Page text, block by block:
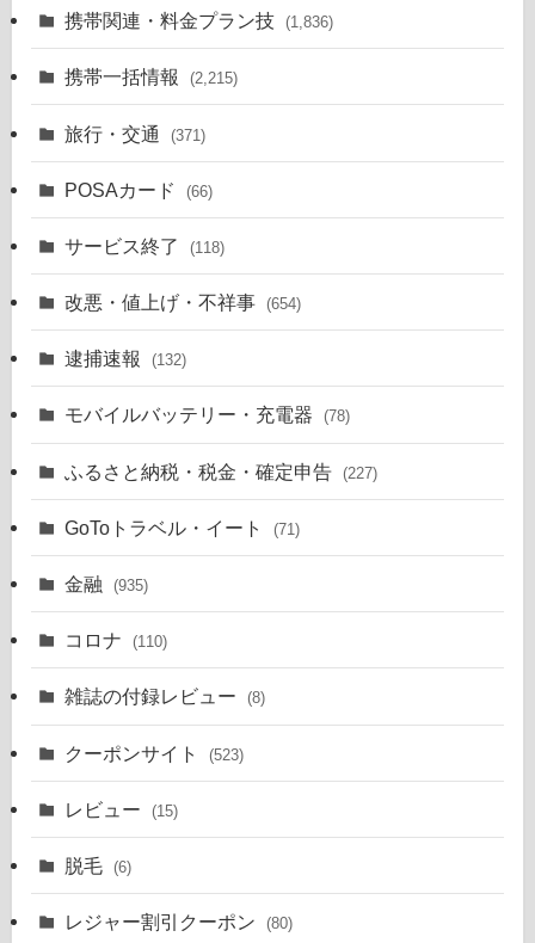
携帯関連・料金プラン技 (1,836)
携帯一括情報 (2,215)
旅行・交通 (371)
POSAカード (66)
サービス終了 (118)
改悪・値上げ・不祥事 (654)
逮捕速報 (132)
モバイルバッテリー・充電器 (78)
ふるさと納税・税金・確定申告 (227)
GoToトラベル・イート (71)
金融 (935)
コロナ (110)
雑誌の付録レビュー (8)
クーポンサイト (523)
レビュー (15)
脱毛 (6)
レジャー割引クーポン (80)